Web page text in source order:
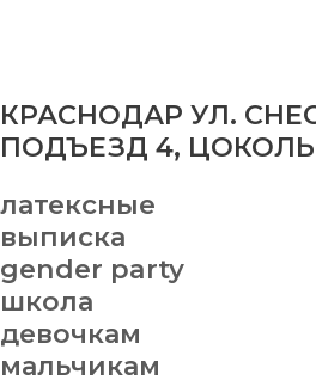
КРАСНОДАР УЛ.
ПОДЪЕЗД 4,
латексные
выписка
gender party
школа
девочкам
мальчикам